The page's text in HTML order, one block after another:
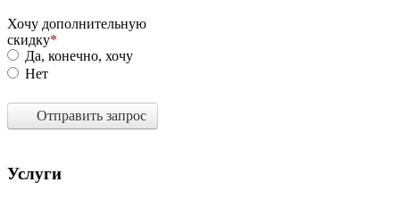
Хочу дополнительную
скидку
Да, конечно, хочу
Нет
Отправить запрос
Услуги